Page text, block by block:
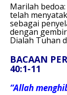
Marilah bedoa:
telah
sebagai
dengan
Dialah Tuhan
BACAAN
40:1-11
“Allah